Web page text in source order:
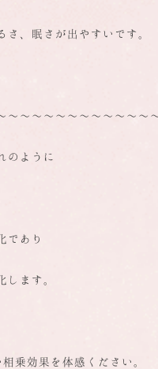
、 眠さが出やすいです。
～～～～～～～～～ ～～～
のように
であり
ます。
乗効果を体感ください。